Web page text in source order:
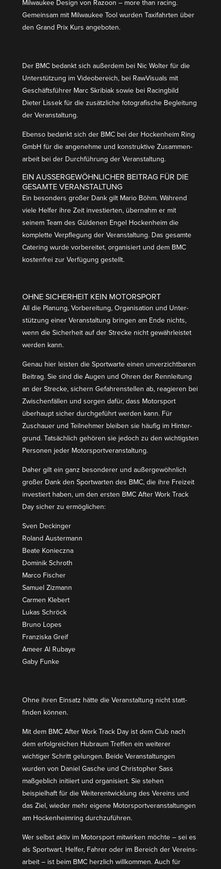
Milwaukee Design von Razoon – more than racing.
Gemeinsam mit Milwaukee Tool wurden Taxifahrten über
den Grand Prix Kurs angeboten.
Der BMC bedankt sich außerdem bei Nic Wolter für die
Unter­stützung im Videobe­reich, bei RawVi­suals mit
Geschäfts­führer Marc Skribiak sowie bei Racingbild
Dieter Lissek für die zusätz­liche fotogra­fische Begleitung
der Veranstaltung.
Ebenso bedankt sich der BMC bei der Hockenheim Ring
GmbH für die angenehme und konstruktive Zusam­men­
arbeit bei der Durch­führung der Veranstaltung.
EIN AUSSER­GE­WÖHN­LICHER BEITRAG FÜR DIE G
ESAMTE VERANSTALTUNG
Ein besonders großer Dank gilt Mario Böhm. Während
viele Helfer ihre Zeit inves­tierten, übernahm er mit
seinem Team des Güldenen Engel Hockenheim die
komplette Verpflegung der Veran­staltung. Das gesamte
Catering wurde vorbe­reitet, organi­siert und dem BMC
kostenfrei zur Verfügung gestellt.
OHNE SICHERHEIT KEIN MOTORSPORT
All die Planung, Vorbe­reitung, Organi­sation und Unter­
stützung einer Veran­staltung bringen am Ende nichts,
wenn die Sicherheit auf der Strecke nicht gewähr­leistet
werden kann.
Genau hier leisten die Sport­warte einen unver­zicht­baren
Beitrag. Sie sind die Augen und Ohren der Rennleitung
an der Strecke, sichern Gefah­ren­stellen ab, reagieren bei
Zwischen­fällen und sorgen dafür, dass Motor­sport
überhaupt sicher durch­ge­führt werden kann. Für
Zuschauer und Teilnehmer bleiben sie häufig im Hinter­
grund. Tatsächlich gehören sie jedoch zu den wichtigsten
Personen jeder Motorsportveranstaltung.
Daher gilt ein ganz beson­derer und außer­ge­wöhnlich
großer Dank den Sport­warten des BMC, die ihre Freizeit
inves­tiert haben, um den ersten BMC After Work Track
Day sicher zu ermöglichen:
Sven Deckinger
Roland Austermann
Beate Konieczna
Dominik Schroth
Marco Fischer
Samuel Zizmann
Carmen Klebert
Lukas Schröck
Bruno Lopes
Franziska Greif
Ameer Al Rubaye
Gaby Funke
Ohne ihren Einsatz hätte die Veran­staltung nicht statt­
finden können.
Mit dem BMC After Work Track Day ist dem Club nach
dem erfolg­reichen Hubraum Treffen ein weiterer
wichtiger Schritt gelungen. Beide Veran­stal­tungen
wurden von Daniel Gasche und Chris­topher Sass
maßgeblich initiiert und organi­siert. Sie stehen
beispielhaft für die Weiter­ent­wicklung des Vereins und
das Ziel, wieder mehr eigene Motor­sport­ver­an­stal­tungen
am Hocken­heimring durchzuführen.
Wer selbst aktiv im Motor­sport mitwirken möchte – sei es
als Sportwart, Helfer, Fahrer oder im Bereich der Vereins­
arbeit – ist beim BMC herzlich willkommen. Auch für